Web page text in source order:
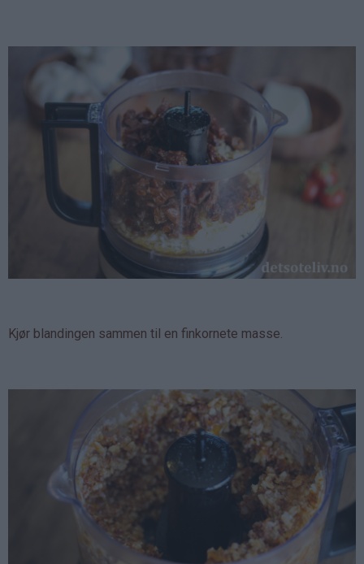
Kjør blandingen sammen til en finkornete masse.